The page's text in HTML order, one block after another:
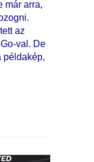
már arra,
az
val. De
példakép,